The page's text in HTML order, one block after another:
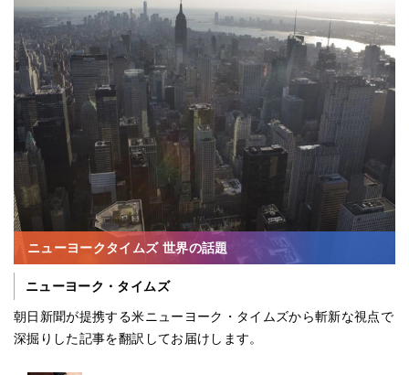
ニューヨークタイムズ 世界の話題
ニューヨーク・タイムズ
朝日新聞が提携する米ニューヨーク・タイムズから斬新な視点で
深掘りした記事を翻訳してお届けします。